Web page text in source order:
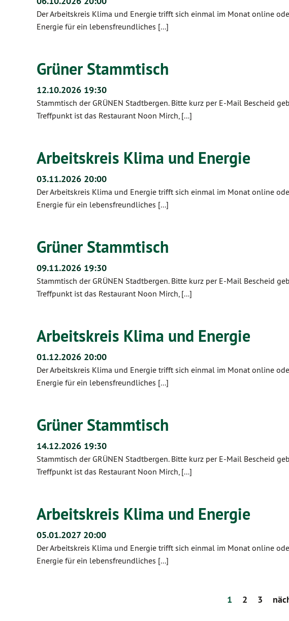
Der Arbeitskreis Klima und Energie trifft sich einmal im Monat online
Energie für ein lebensfreundliches [...]
Grüner Stammtisch
12.10.2026 19:30
Stammtisch der GRÜNEN Stadtbergen. Bitte kurz per E-Mail Bescheid
Treffpunkt ist das Restaurant Noon Mirch, [...]
Arbeitskreis Klima und Energie
03.11.2026 20:00
Der Arbeitskreis Klima und Energie trifft sich einmal im Monat online
Energie für ein lebensfreundliches [...]
Grüner Stammtisch
09.11.2026 19:30
Stammtisch der GRÜNEN Stadtbergen. Bitte kurz per E-Mail Bescheid
Treffpunkt ist das Restaurant Noon Mirch, [...]
Arbeitskreis Klima und Energie
01.12.2026 20:00
Der Arbeitskreis Klima und Energie trifft sich einmal im Monat online
Energie für ein lebensfreundliches [...]
Grüner Stammtisch
14.12.2026 19:30
Stammtisch der GRÜNEN Stadtbergen. Bitte kurz per E-Mail Bescheid
Treffpunkt ist das Restaurant Noon Mirch, [...]
Arbeitskreis Klima und Energie
05.01.2027 20:00
Der Arbeitskreis Klima und Energie trifft sich einmal im Monat online
Energie für ein lebensfreundliches [...]
1 2 3